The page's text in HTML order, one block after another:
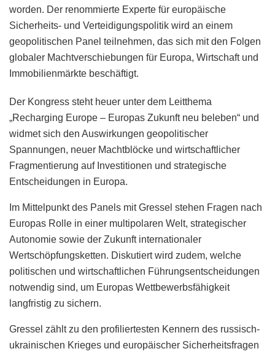
worden. Der renommierte Experte für europäische
Sicherheits- und Verteidigungspolitik wird an einem
geopolitischen Panel teilnehmen, das sich mit den Folgen
globaler Machtverschiebungen für Europa, Wirtschaft und
Immobilienmärkte beschäftigt.
Der Kongress steht heuer unter dem Leitthema
„Recharging Europe – Europas Zukunft neu beleben“ und
widmet sich den Auswirkungen geopolitischer
Spannungen, neuer Machtblöcke und wirtschaftlicher
Fragmentierung auf Investitionen und strategische
Entscheidungen in Europa.
Im Mittelpunkt des Panels mit Gressel stehen Fragen nach
Europas Rolle in einer multipolaren Welt, strategischer
Autonomie sowie der Zukunft internationaler
Wertschöpfungsketten. Diskutiert wird zudem, welche
politischen und wirtschaftlichen Führungsentscheidungen
notwendig sind, um Europas Wettbewerbsfähigkeit
langfristig zu sichern.
Gressel zählt zu den profiliertesten Kennern des russisch-
ukrainischen Krieges und europäischer Sicherheitsfragen